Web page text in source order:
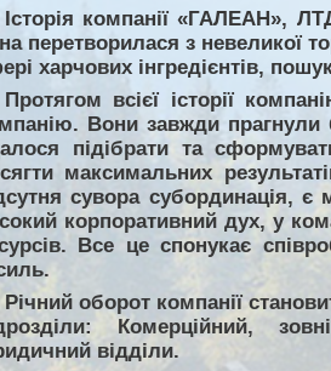
Історія компанії «ГАЛЕАН»,
перетворилася з невеликої
харчових інгредієнтів,
Протягом всієї історії
Вони завжди прагнули
підібрати та
максимальних
сувора субординація, є
корпоративний дух, у
Все це спонукає
Річний оборот компанії
Комерційний,
відділи.